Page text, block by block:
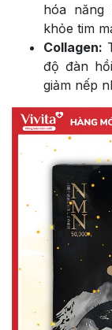
hóa năng
khỏe tim
Collagen:
độ đàn
giảm nếp